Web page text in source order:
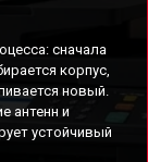
сначала
корпус,
новый.
антенн и
устойчивый